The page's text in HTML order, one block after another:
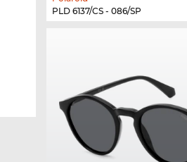
PLD 6137/CS - 086/SP